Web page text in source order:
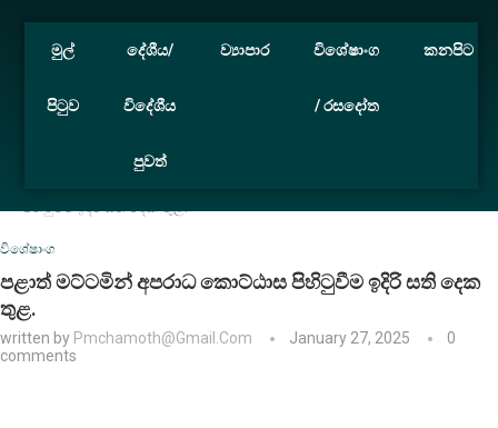
මුල්
පිටුව
දේශීය/
විදේශීය
පුවත්
ව්‍යාපාර විශේෂාංග
/ රසදෝත
කනපිට
පිහිටුවීම ඉදිරි සති දෙක තුළ.
විශේෂාංග
පළාත් මට්ටමින් අපරාධ කොට්ඨාස පිහිටුවීම ඉදිරි සති දෙක
තුළ.
written by Pmchamoth@gmail.com January 27, 2025
0
comments